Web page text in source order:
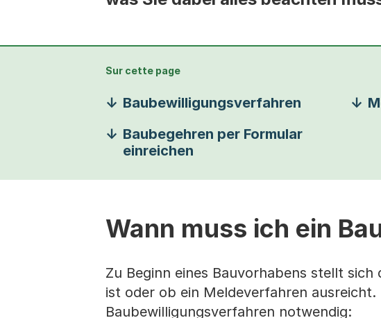
Sur cette page
Baubewilligungsverfahren
Baubegehren per Formular
einreichen
Wann muss ich ein
Zu Beginn eines Bauvorhabens stellt
ist oder ob ein Meldeverfahren
Baubewilligungsverfahren notwendig: